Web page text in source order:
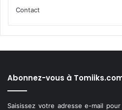
Contact
Abonnez-vous à
Saisissez votre adresse e-mail